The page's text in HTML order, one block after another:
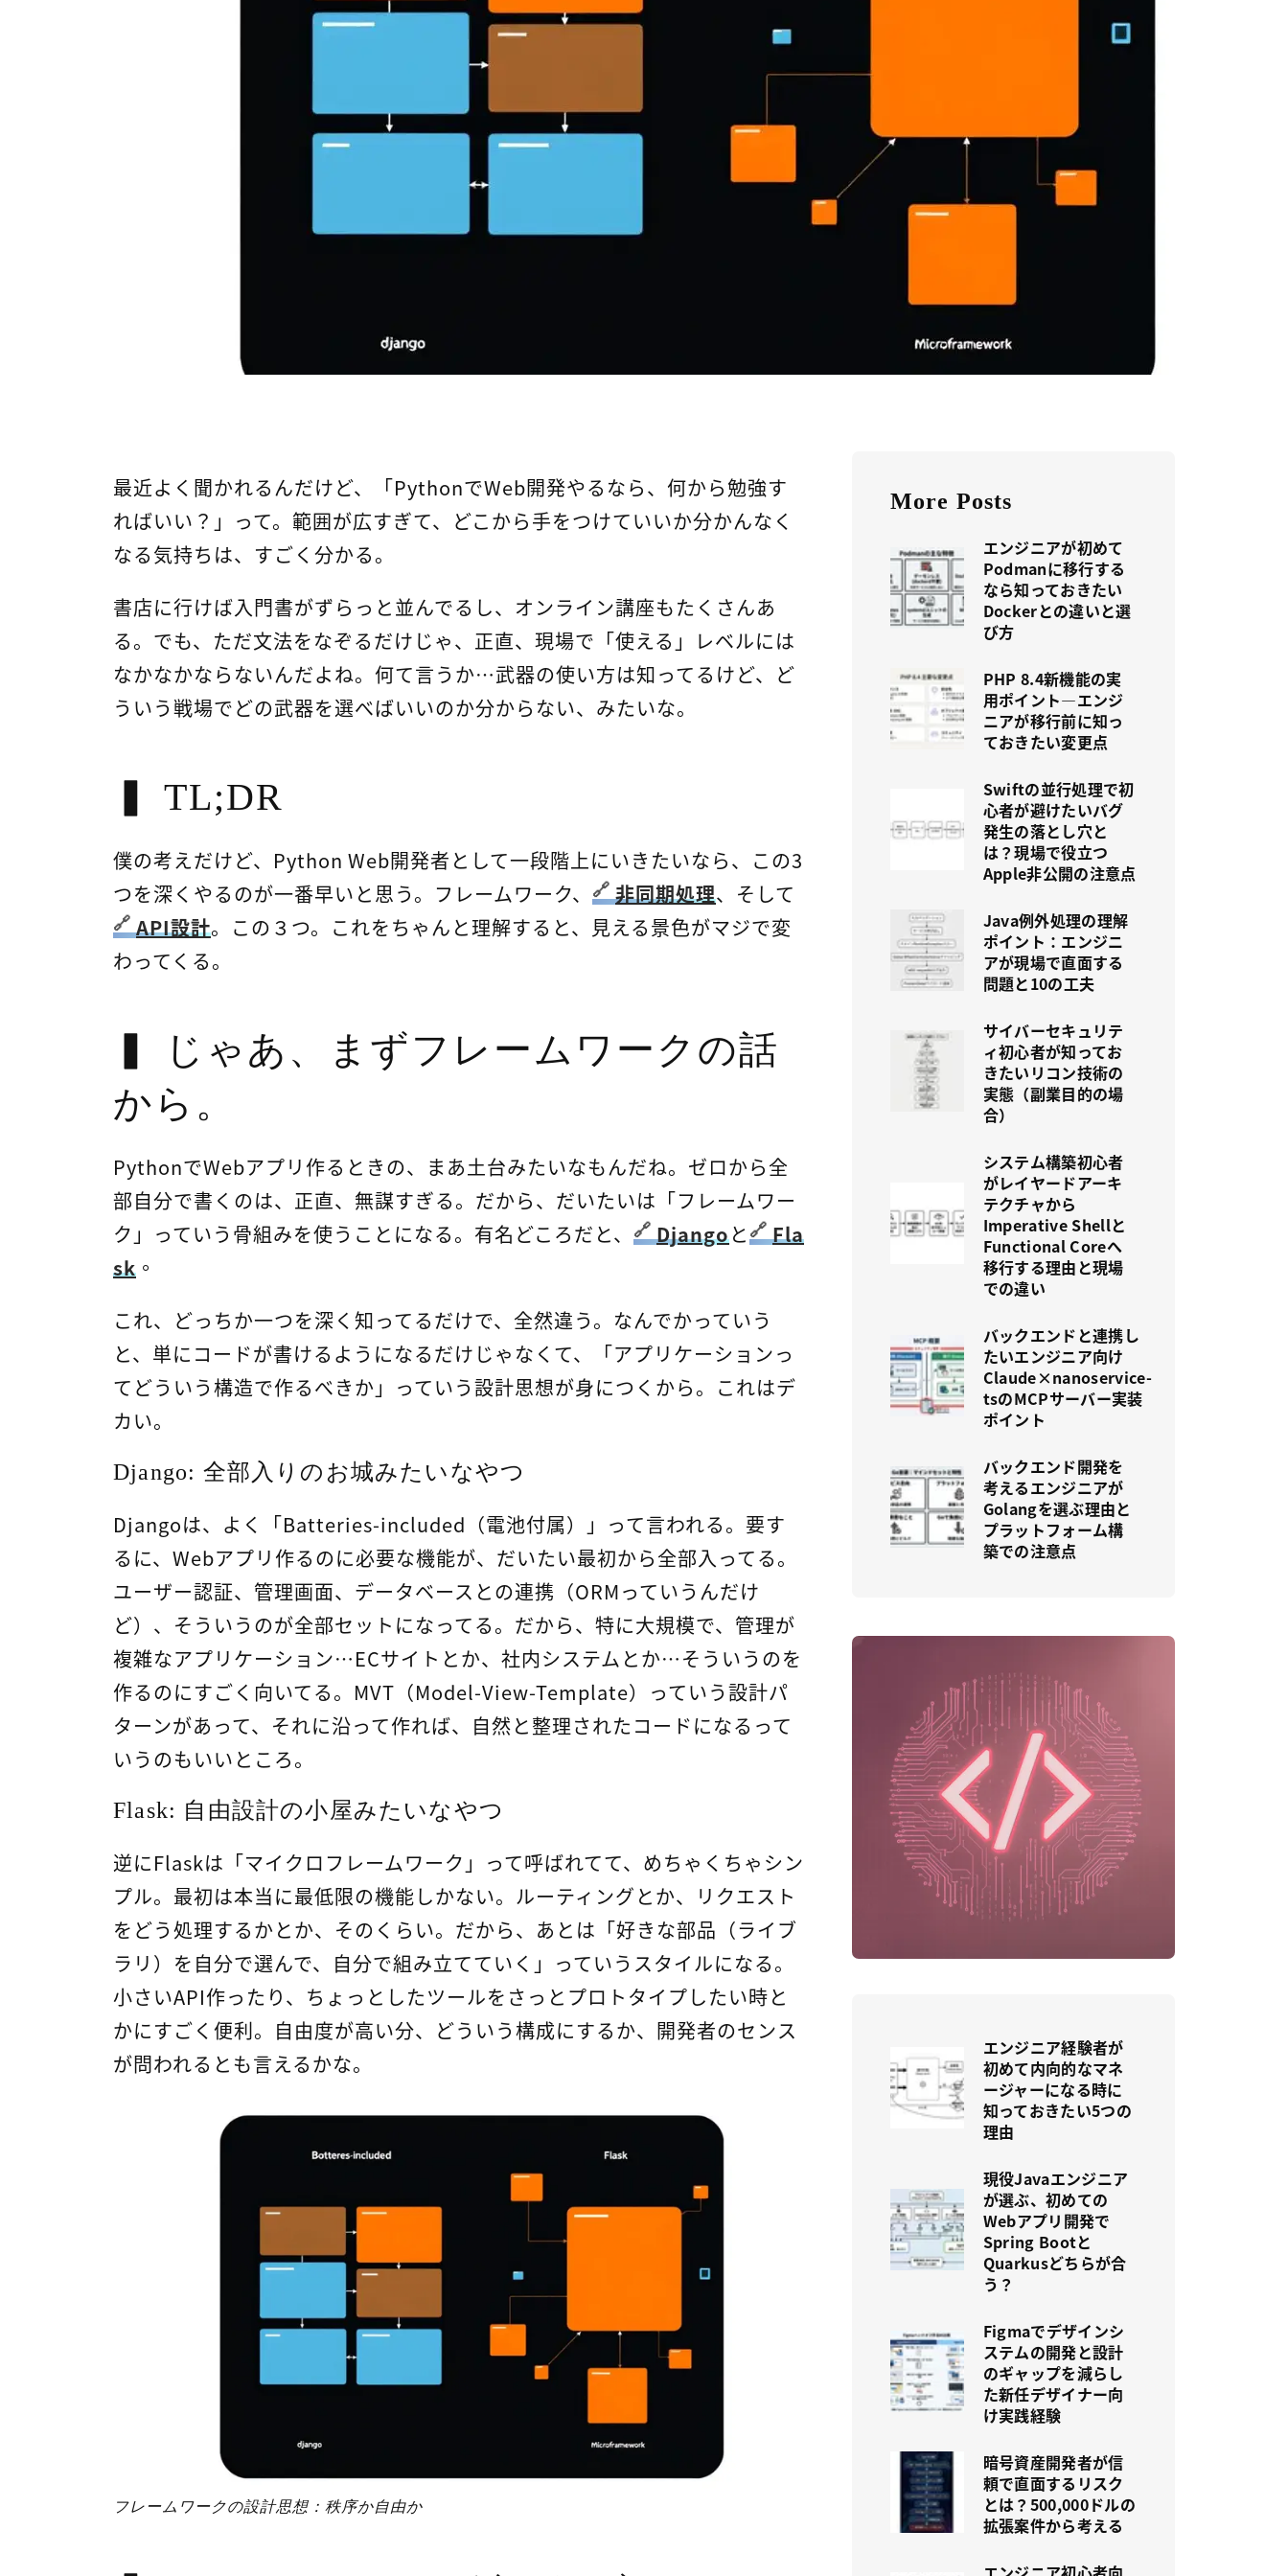
最近よく聞かれるんだけど、「PythonでWeb開発やるなら、何から勉強す
ればいい？」って。範囲が広すぎて、どこから手をつけていいか分かんなく
なる気持ちは、すごく分かる。
書店に行けば入門書がずらっと並んでるし、オンライン講座もたくさんあ
る。でも、ただ文法をなぞるだけじゃ、正直、現場で「使える」レベルには
なかなかならないんだよね。何て言うか…武器の使い方は知ってるけど、ど
ういう戦場でどの武器を選べばいいのか分からない、みたいな。
TL;DR
僕の考えだけど、Python Web開発者として一段階上にいきたいなら、この3
つを深くやるのが一番早いと思う。フレームワーク、
非同期処理、そして
API設計。この３つ。これをちゃんと理解すると、見える景色がマジで変
わってくる。
じゃあ、まずフレームワークの話
から。
PythonでWebアプリ作るときの、まあ土台みたいなもんだね。ゼロから全
部自分で書くのは、正直、無謀すぎる。だから、だいたいは「フレームワー
ク」っていう骨組みを使うことになる。有名どころだと、
Djangoと
Fla
sk 。
これ、どっちか一つを深く知ってるだけで、全然違う。なんでかっていう
と、単にコードが書けるようになるだけじゃなくて、「アプリケーションっ
てどういう構造で作るべきか」っていう設計思想が身につくから。これはデ
カい。
Django: 全部入りのお城みたいなやつ
Djangoは、よく「Batteries-included（電池付属）」って言われる。要す
るに、Webアプリ作るのに必要な機能が、だいたい最初から全部入ってる。
ユーザー認証、管理画面、データベースとの連携（ORMっていうんだけ
ど）、そういうのが全部セットになってる。だから、特に大規模で、管理が
複雑なアプリケーション…ECサイトとか、社内システムとか…そういうのを
作るのにすごく向いてる。MVT（Model-View-Template）っていう設計パ
ターンがあって、それに沿って作れば、自然と整理されたコードになるって
いうのもいいところ。
Flask: 自由設計の小屋みたいなやつ
逆にFlaskは「マイクロフレームワーク」って呼ばれてて、めちゃくちゃシン
プル。最初は本当に最低限の機能しかない。ルーティングとか、リクエスト
をどう処理するかとか、そのくらい。だから、あとは「好きな部品（ライブ
ラリ）を自分で選んで、自分で組み立てていく」っていうスタイルになる。
小さいAPI作ったり、ちょっとしたツールをさっとプロトタイプしたい時と
かにすごく便利。自由度が高い分、どういう構成にするか、開発者のセンス
が問われるとも言えるかな。
フレームワークの設計思想：秩序か自由か
More Posts
エンジニアが初めて
Podmanに移行する
なら知っておきたい
Dockerとの違いと選
び方
PHP 8.4新機能の実
用ポイント—エンジ
ニアが移行前に知っ
ておきたい変更点
Swiftの並行処理で初
心者が避けたいバグ
発生の落とし穴と
は？現場で役立つ
Apple非公開の注意点
Java例外処理の理解
ポイント：エンジニ
アが現場で直面する
問題と10の工夫
サイバーセキュリテ
ィ初心者が知ってお
きたいリコン技術の
実態（副業目的の場
合）
システム構築初心者
がレイヤードアーキ
テクチャから
Imperative Shellと
Functional Coreへ
移行する理由と現場
での違い
バックエンドと連携し
たいエンジニア向け
Claude×nanoservice-
tsのMCPサーバー実装
ポイント
バックエンド開発を
考えるエンジニアが
Golangを選ぶ理由と
プラットフォーム構
築での注意点
エンジニア経験者が
初めて内向的なマネ
ージャーになる時に
知っておきたい5つの
理由
現役Javaエンジニア
が選ぶ、初めての
Webアプリ開発で
Spring Bootと
Quarkusどちらが合
う？
Figmaでデザインシ
ステムの開発と設計
のギャップを減らし
た新任デザイナー向
け実践経験
暗号資産開発者が信
頼で直面するリスク
とは？500,000ドルの
拡張案件から考える